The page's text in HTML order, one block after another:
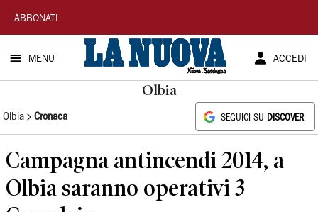
La
Nuova
Sardegna
ABBONATI
MENU ACCEDI
Olbia
Olbia Cronaca SEGUICI SU DISCOVER
Campagna antincendi 2014, a
Olbia saranno operativi 3